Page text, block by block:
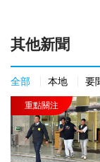
其他新聞
全部 本地 要